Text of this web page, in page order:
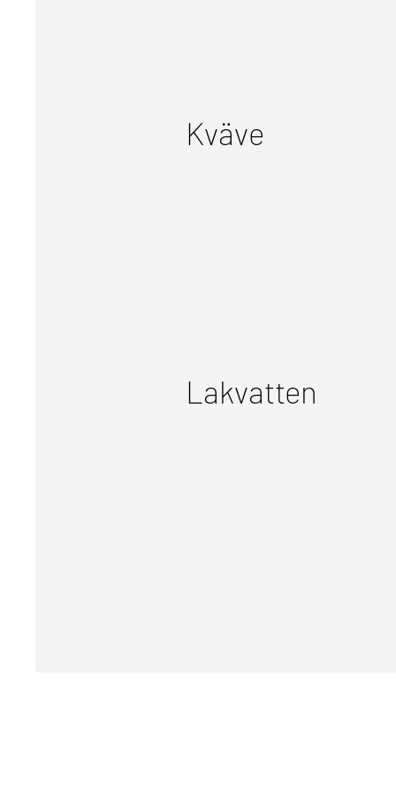
Kväve
Lakvatten